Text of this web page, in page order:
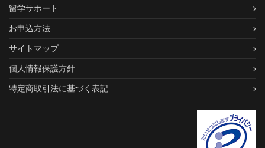
留学サポート
お申込方法
サイトマップ
個人情報保護方針
特定商取引法に基づく表記